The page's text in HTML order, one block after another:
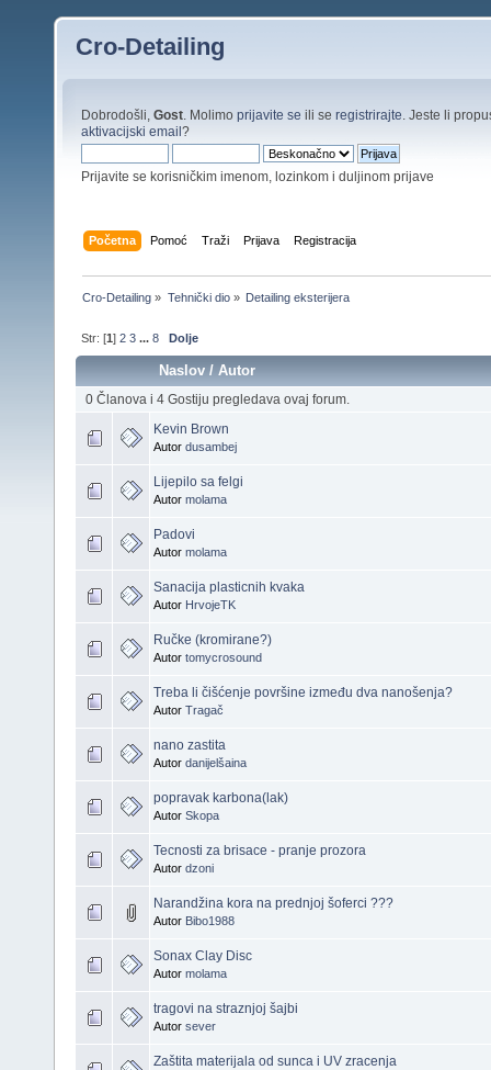
Cro-Detailing
Dobrodošli, Gost . Molimo prijavite se ili se registrirajte . Jeste li
aktivacijski email?
Prijavite se korisničkim imenom, lozinkom i duljinom prijave
Početna Pomoć Traži Prijava Registracija
Cro-Detailing » Tehnički dio» Detailing eksterijera
Str: [1]2 3 ...8 Dolje
Naslov /Autor
0 Članova i 4 Gostiju pregledava ovaj forum.
Kevin Brown
Autor dusambej
Lijepilo sa felgi
Autor molama
Padovi
Autor molama
Sanacija plasticnih kvaka
Autor HrvojeTK
Ručke (kromirane?)
Autor tomycrosound
Treba li čišćenje površine između dva nanošenja?
Autor Tragač
nano zastita
Autor danijelšaina
popravak karbona(lak)
Autor Skopa
Tecnosti za brisace - pranje prozora
Autor dzoni
Narandžina kora na prednjoj šoferci ???
Autor Bibo1988
Sonax Clay Disc
Autor molama
tragovi na straznjoj šajbi
Autor sever
Zaštita materijala od sunca i UV zracenja